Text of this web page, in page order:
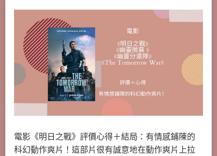
電影《明日之戰》評價心得＋結局：有情感鋪陳的
科幻動作爽片！這部片很有誠意地在動作爽片上拉